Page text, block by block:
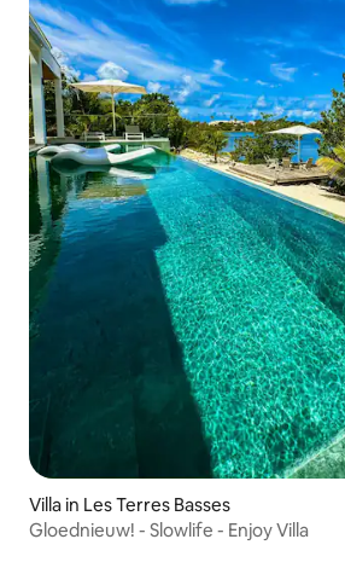
Villa in Les Terres Basses
Gloednieuw! - Slowlife - Enjoy Villa